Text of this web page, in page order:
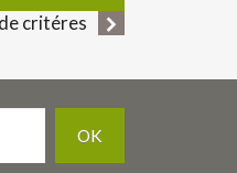
critéres
OK